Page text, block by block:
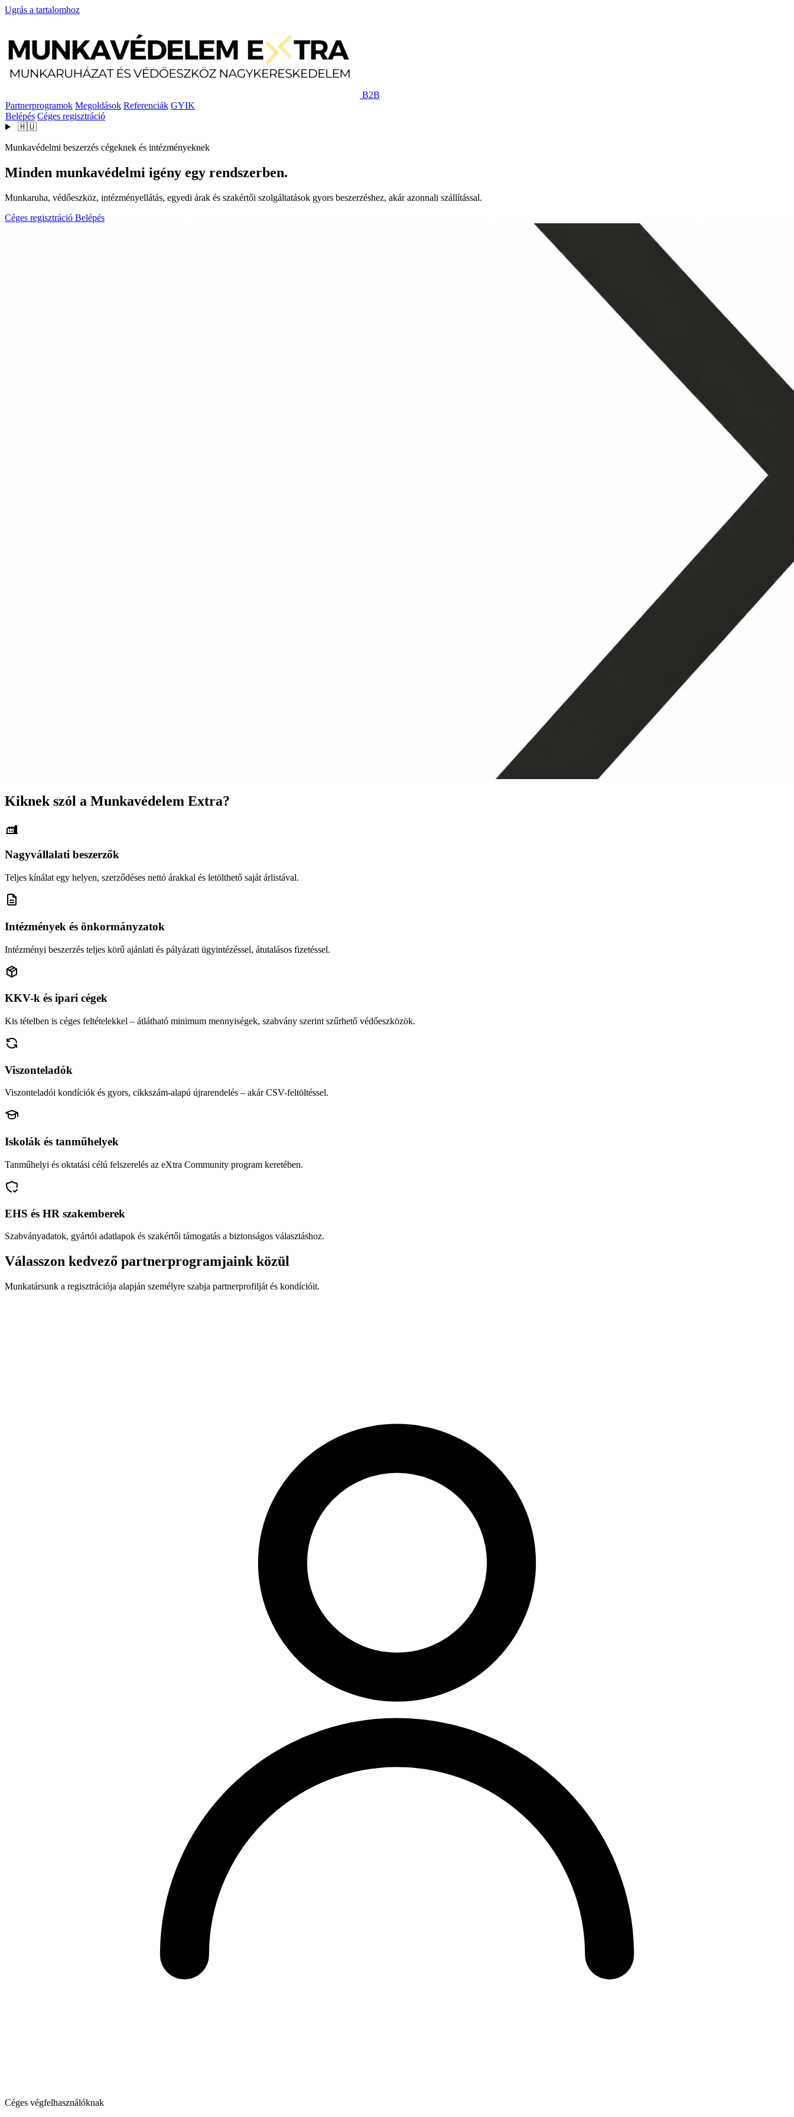
Ugrás a tartalomhoz
B2B
Partnerprogramok Megoldások Referenciák GYIK
Belépés Céges regisztráció
🇭🇺
Munkavédelmi beszerzés cégeknek és intézményeknek
Minden munkavédelmi igény egy rendszerben.
Munkaruha, védőeszköz, intézményellátás, egyedi árak és szakértői szolgáltatások gyors beszerzéshez, akár azonnali szállítással.
Céges regisztráció Belépés
Kiknek szól a Munkavédelem Extra?
Nagyvállalati beszerzők
Teljes kínálat egy helyen, szerződéses nettó árakkal és letölthető saját árlistával.
Intézmények és önkormányzatok
Intézményi beszerzés teljes körű ajánlati és pályázati ügyintézéssel, átutalásos fizetéssel.
KKV-k és ipari cégek
Kis tételben is céges feltételekkel – átlátható minimum mennyiségek, szabvány szerint szűrhető védőeszközök.
Viszonteladók
Viszonteladói kondíciók és gyors, cikkszám-alapú újrarendelés – akár CSV-feltöltéssel.
Iskolák és tanműhelyek
Tanműhelyi és oktatási célú felszerelés az eXtra Community program keretében.
EHS és HR szakemberek
Szabványadatok, gyártói adatlapok és szakértői támogatás a biztonságos választáshoz.
Válasszon kedvező partnerprogramjaink közül
Munkatársunk a regisztrációja alapján személyre szabja partnerprofilját és kondícióit.
Céges végfelhasználóknak